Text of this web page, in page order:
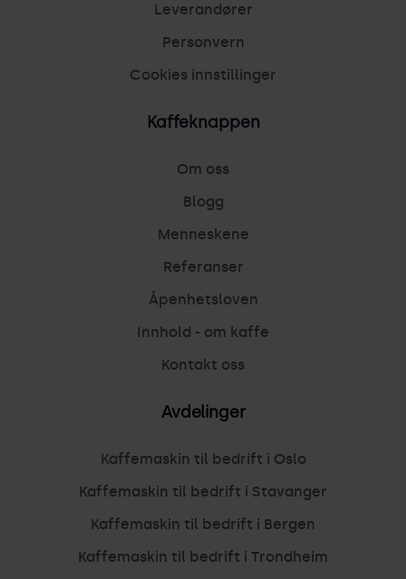
Leverandører
Personvern
Cookies innstillinger
Kaffeknappen
Om oss
Blogg
Menneskene
Referanser
Åpenhetsloven
Innhold - om kaffe
Kontakt oss
Avdelinger
Kaffemaskin til bedrift i Oslo
Kaffemaskin til bedrift i Stavanger
Kaffemaskin til bedrift i Bergen
Kaffemaskin til bedrift i Trondheim